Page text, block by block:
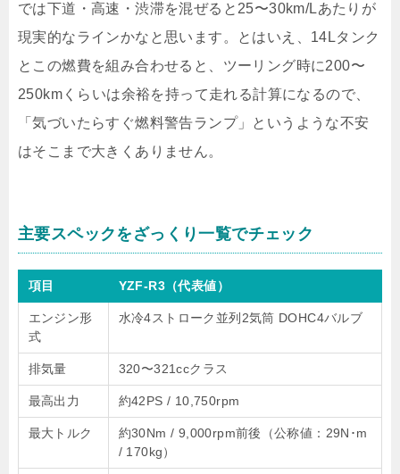
では下道・高速・渋滞を混ぜると25〜30km/Lあたりが
現実的なラインかなと思います。とはいえ、14Lタンク
とこの燃費を組み合わせると、ツーリング時に200〜
250kmくらいは余裕を持って走れる計算になるので、
「気づいたらすぐ燃料警告ランプ」というような不安
はそこまで大きくありません。
主要スペックをざっくり一覧でチェック
項目 YZF-R3（代表値）
エンジン形
式
水冷4ストローク並列2気筒 DOHC4バルブ
排気量 320〜321ccクラス
最高出力 約42PS / 10,750rpm
最大トルク
約30Nm / 9,000rpm前後（公称値：29N･m
/ 170kg）